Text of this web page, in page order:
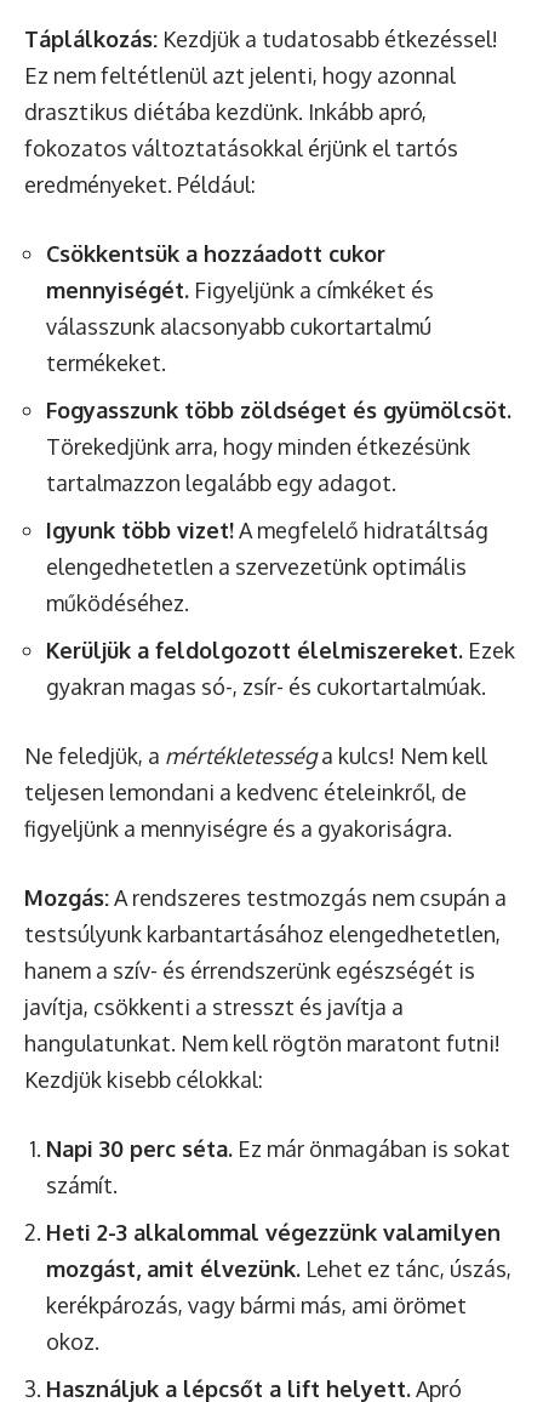
Táplálkozás: Kezdjük a tudatosabb étkezéssel!
Ez nem feltétlenül azt jelenti, hogy azonnal
drasztikus diétába kezdünk. Inkább apró,
fokozatos változtatásokkal érjünk el tartós
eredményeket. Például:
Csökkentsük a hozzáadott cukor
mennyiségét. Figyeljünk a címkéket és
válasszunk alacsonyabb cukortartalmú
termékeket.
Fogyasszunk több zöldséget és gyümölcsöt.
Törekedjünk arra, hogy minden étkezésünk
tartalmazzon legalább egy adagot.
Igyunk több vizet!A megfelelő hidratáltság
elengedhetetlen a szervezetünk optimális
működéséhez.
Kerüljük a feldolgozott élelmiszereket. Ezek
gyakran magas só-, zsír- és cukortartalmúak.
Ne feledjük, a mértékletességa kulcs! Nem kell
teljesen lemondani a kedvenc ételeinkről, de
figyeljünk a mennyiségre és a gyakoriságra.
Mozgás:A rendszeres testmozgás nem csupán a
testsúlyunk karbantartásához elengedhetetlen,
hanem a szív- és érrendszerünk egészségét is
javítja, csökkenti a stresszt és javítja a
hangulatunkat. Nem kell rögtön maratont futni!
Kezdjük kisebb célokkal:
Napi 30 perc séta. Ez már önmagában is sokat
számít.
Heti 2-3 alkalommal végezzünk valamilyen
mozgást, amit élvezünk. Lehet ez tánc, úszás,
kerékpározás, vagy bármi más, ami örömet
okoz.
Használjuk a lépcsőt a lift helyett.Apró